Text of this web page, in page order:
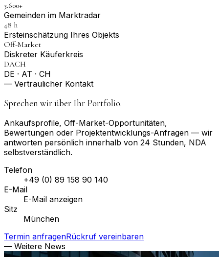
3.600+
Gemeinden im Marktradar
48 h
Erst­einschätzung Ihres Objekts
Off-Market
Diskreter Käuferkreis
DACH
DE · AT · CH
— Vertraulicher Kontakt
Sprechen wir über Ihr Portfolio.
Ankaufsprofile, Off-Market-Opportunitäten,
Bewertungen oder Projektentwicklungs-Anfragen — wir
antworten persönlich innerhalb von 24 Stunden, NDA
selbstverständlich.
Telefon
+49 (0) 89 158 90 140
E-Mail
E-Mail anzeigen
Sitz
München
Termin anfragenRückruf vereinbaren
— Weitere News